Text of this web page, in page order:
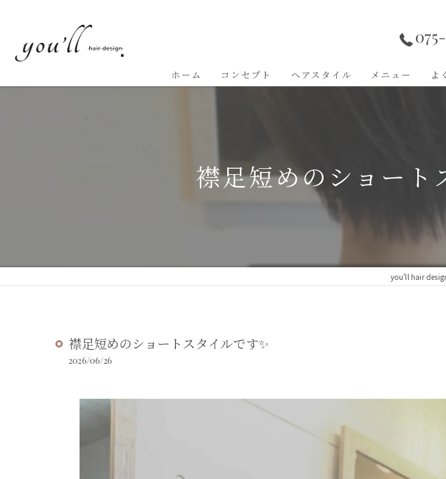
ホーム コンセプト ヘアスタイル メニュー よ
襟足短めのショート
you'll hair
襟足短めのショートスタイルです✨
2026/06/26